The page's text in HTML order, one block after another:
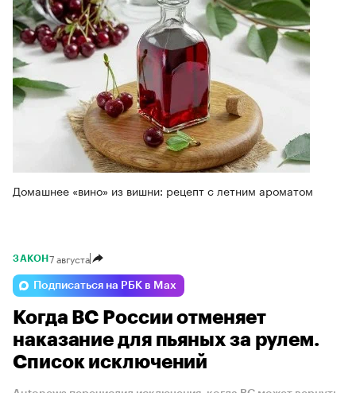
Домашнее «вино» из вишни: рецепт с летним ароматом
ЗАКОН 7 августа
Подписаться на РБК в Max
Когда ВС России отменяет
наказание для пьяных за рулем.
Список исключений